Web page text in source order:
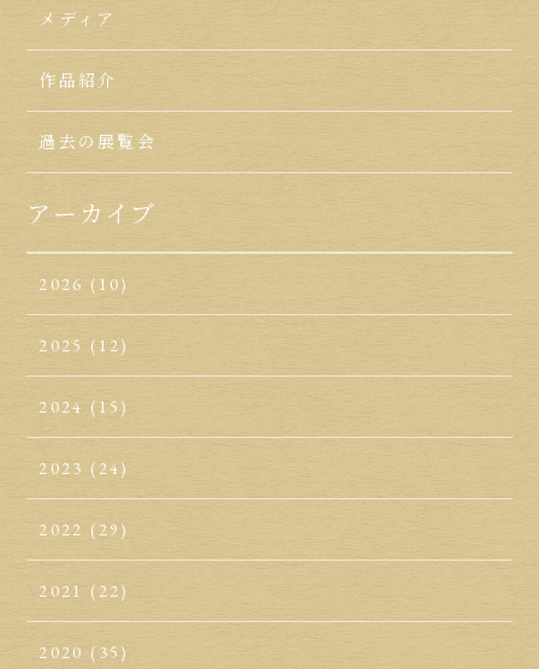
メディア
作品紹介
過去の展覧会
アーカイブ
2026 (10)
2025 (12)
2024 (15)
2023 (24)
2022 (29)
2021 (22)
2020 (35)